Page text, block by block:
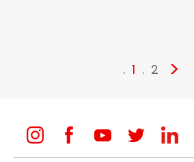
1 2 >